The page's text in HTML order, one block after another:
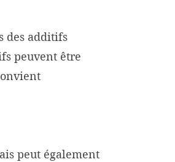
des additifs
peuvent être
peut également